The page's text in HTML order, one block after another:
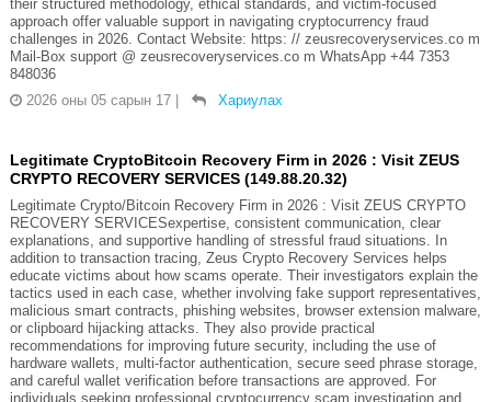
their structured methodology, ethical standards, and victim-focused
approach offer valuable support in navigating cryptocurrency fraud
challenges in 2026. Contact Website: https: // zeusrecoveryservices.co m
Mail-Box support @ zeusrecoveryservices.co m WhatsApp +44 7353
848036
2026 оны 05 сарын 17
Хариулах
Legitimate CryptoBitcoin Recovery Firm in 2026 : Visit ZEUS
CRYPTO RECOVERY SERVICES (149.88.20.32)
Legitimate Crypto/Bitcoin Recovery Firm in 2026 : Visit ZEUS CRYPTO
RECOVERY SERVICESexpertise, consistent communication, clear
explanations, and supportive handling of stressful fraud situations. In
addition to transaction tracing, Zeus Crypto Recovery Services helps
educate victims about how scams operate. Their investigators explain the
tactics used in each case, whether involving fake support representatives,
malicious smart contracts, phishing websites, browser extension malware,
or clipboard hijacking attacks. They also provide practical
recommendations for improving future security, including the use of
hardware wallets, multi-factor authentication, secure seed phrase storage,
and careful wallet verification before transactions are approved. For
individuals seeking professional cryptocurrency scam investigation and